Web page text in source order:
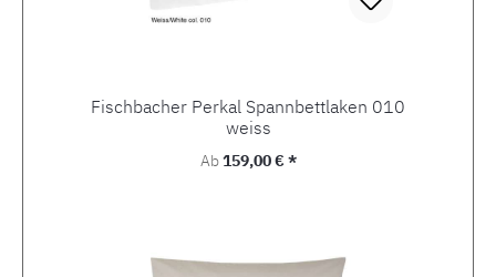
Fischbacher Perkal Spannbettlaken 010
weiss
Regulärer Preis:
Ab159,00 € *